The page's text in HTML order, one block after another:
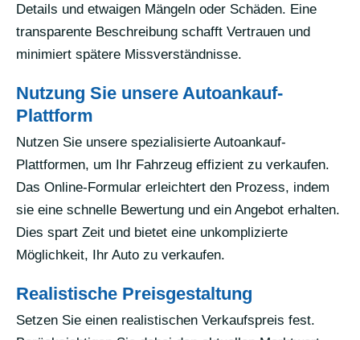
Details und etwaigen Mängeln oder Schäden. Eine
transparente Beschreibung schafft Vertrauen und
minimiert spätere Missverständnisse.
Nutzung Sie unsere Autoankauf-
Plattform
Nutzen Sie unsere spezialisierte Autoankauf-
Plattformen, um Ihr Fahrzeug effizient zu verkaufen.
Das Online-Formular erleichtert den Prozess, indem
sie eine schnelle Bewertung und ein Angebot erhalten.
Dies spart Zeit und bietet eine unkomplizierte
Möglichkeit, Ihr Auto zu verkaufen.
Realistische Preisgestaltung
Setzen Sie einen realistischen Verkaufspreis fest.